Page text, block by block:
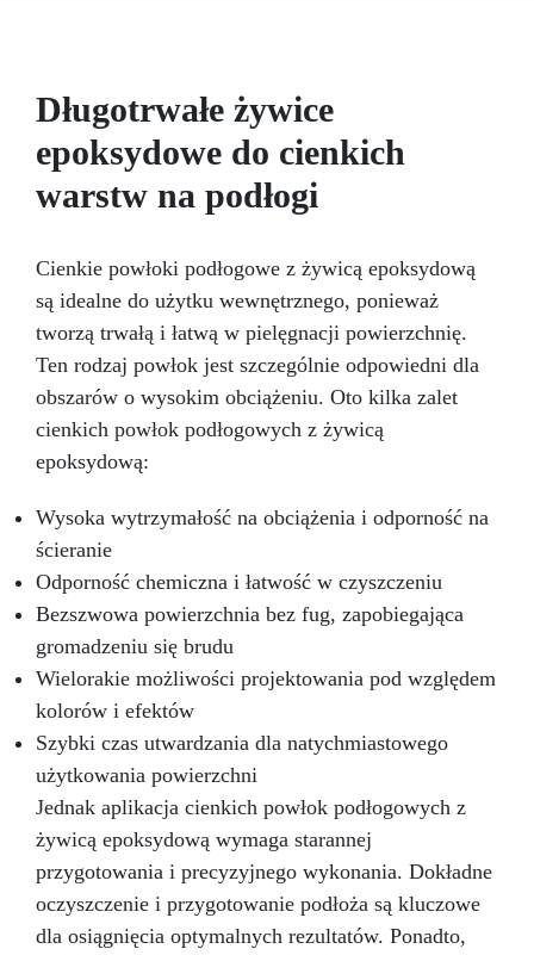
Długotrwałe żywice
epoksydowe do cienkich
warstw na podłogi
Cienkie powłoki podłogowe z żywicą epoksydową
są idealne do użytku wewnętrznego, ponieważ
tworzą trwałą i łatwą w pielęgnacji powierzchnię.
Ten rodzaj powłok jest szczególnie odpowiedni dla
obszarów o wysokim obciążeniu. Oto kilka zalet
cienkich powłok podłogowych z żywicą
epoksydową:
Wysoka wytrzymałość na obciążenia i odporność na
ścieranie
Odporność chemiczna i łatwość w czyszczeniu
Bezszwowa powierzchnia bez fug, zapobiegająca
gromadzeniu się brudu
Wielorakie możliwości projektowania pod względem
kolorów i efektów
Szybki czas utwardzania dla natychmiastowego
użytkowania powierzchni
Jednak aplikacja cienkich powłok podłogowych z
żywicą epoksydową wymaga starannej
przygotowania i precyzyjnego wykonania. Dokładne
oczyszczenie i przygotowanie podłoża są kluczowe
dla osiągnięcia optymalnych rezultatów. Ponadto,